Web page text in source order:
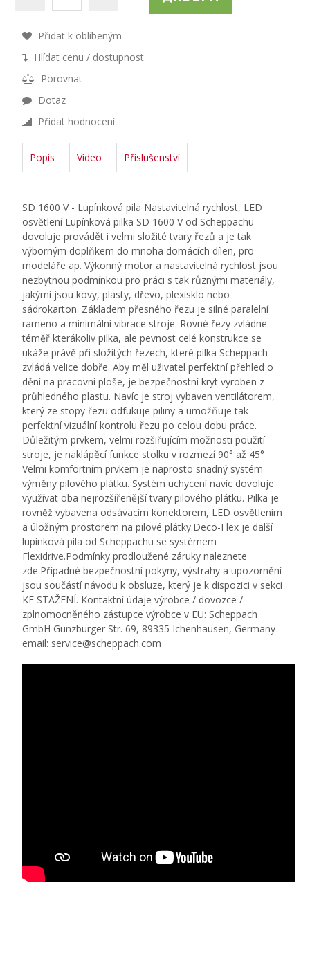
Přidat k oblíbeným
Hlídat cenu / dostupnost
Porovnat
Dotaz
Přidat hodnocení
Popis Video Příslušenství
SD 1600 V - Lupínková pila Nastavitelná rychlost, LED
osvětlení Lupínková pilka SD 1600 V od Scheppachu
dovoluje provádět i velmi složité tvary řezů a je tak
výborným doplňkem do mnoha domácích dílen, pro
modeláře ap. Výkonný motor a nastavitelná rychlost jsou
nezbytnou podmínkou pro práci s tak různými materiály,
jakými jsou kovy, plasty, dřevo, plexisklo nebo
sádrokarton. Základem přesného řezu je silné paralelní
rameno a minimální vibrace stroje. Rovné řezy zvládne
téměř kterákoliv pilka, ale pevnost celé konstrukce se
ukáže právě při složitých řezech, které pilka Scheppach
zvládá velice dobře. Aby měl uživatel perfektní přehled o
dění na pracovní ploše, je bezpečnostní kryt vyroben z
průhledného plastu. Navíc je stroj vybaven ventilátorem,
který ze stopy řezu odfukuje piliny a umožňuje tak
perfektní vizuální kontrolu řezu po celou dobu práce.
Důležitým prvkem, velmi rozšiřujícím možnosti použití
stroje, je naklápěcí funkce stolku v rozmezí 90° až 45°
Velmi komfortním prvkem je naprosto snadný systém
výměny pilového plátku. Systém uchycení navíc dovoluje
využívat oba nejrozšířenější tvary pilového plátku. Pilka je
rovněž vybavena odsávacím konektorem, LED osvětlením
a úložným prostorem na pilové plátky.Deco-Flex je další
lupínková pila od Scheppachu se systémem
Flexidrive.Podmínky prodloužené záruky naleznete
zde.Případné bezpečnostní pokyny, výstrahy a upozornění
jsou součástí návodu k obsluze, který je k dispozici v sekci
KE STAŽENÍ. Kontaktní údaje výrobce / dovozce /
zplnomocněného zástupce výrobce v EU: Scheppach
GmbH Günzburger Str. 69, 89335 Ichenhausen, Germany
email: service@scheppach.com